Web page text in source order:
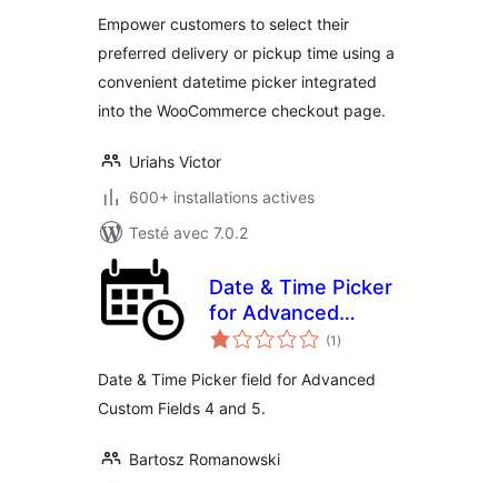
Empower customers to select their
preferred delivery or pickup time using a
convenient datetime picker integrated
into the WooCommerce checkout page.
Uriahs Victor
600+ installations actives
Testé avec 7.0.2
Date & Time Picker
for Advanced
Custom Fields
(1 notes
en
)
Date & Time Picker field for Advanced
Custom Fields 4 and 5.
Bartosz Romanowski